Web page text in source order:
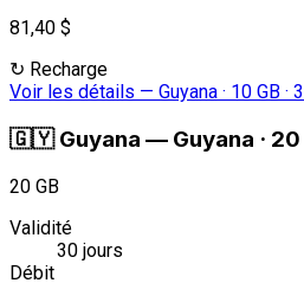
81,40 $
↻ Recharge
Voir les détails — Guyana · 10 GB ·
🇬🇾 Guyana — Guyana ·
20 GB
Validité
30 jours
Débit